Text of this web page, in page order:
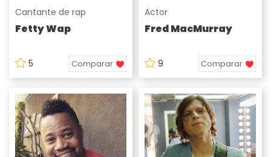
Cantante de rap
Fetty Wap
5 Comparar
Actor
Fred MacMurray
9 Comparar